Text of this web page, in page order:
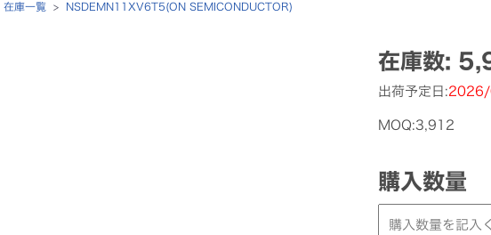
在庫一覧 > NSDEMN11XV6T5(ON SEMICONDUCTOR)
在庫数:
出荷予定日:
MOQ:3,912
購入数量